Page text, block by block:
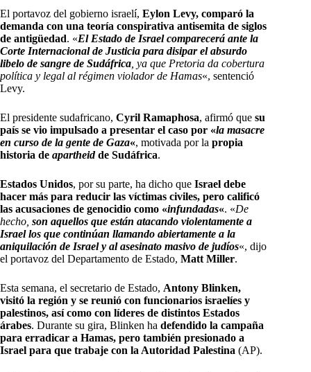
El portavoz del gobierno israelí, Eylon Levy, comparó la
demanda con una teoría conspirativa antisemita de siglos
de antigüedad. «El Estado de Israel comparecerá ante la
Corte Internacional de Justicia para disipar el absurdo
libelo de sangre de Sudáfrica , ya que Pretoria da cobertura
política y legal al régimen violador de Hamas«, sentenció
Levy.
El presidente sudafricano, Cyril Ramaphosa, afirmó que su
país se vio impulsado a presentar el caso por «la masacre
en curso de la gente de Gaza«, motivada por la propia
historia de apartheidde Sudáfrica.
Estados Unidos, por su parte, ha dicho que Israel debe
hacer más para reducir las víctimas civiles, pero calificó
las acusaciones de genocidio como «infundadas«. «De
hecho, son aquellos que están atacando violentamente a
Israel los que continúan llamando abiertamente a la
aniquilación de Israel y al asesinato masivo de judíos«, dijo
el portavoz del Departamento de Estado, Matt Miller.
Esta semana, el secretario de Estado, Antony Blinken,
visitó la región y se reunió con funcionarios israelíes y
palestinos, así como con líderes de distintos Estados
árabes. Durante su gira, Blinken ha defendido la campaña
para erradicar a Hamas, pero también presionado a
Israel para que trabaje con la Autoridad Palestina (AP).